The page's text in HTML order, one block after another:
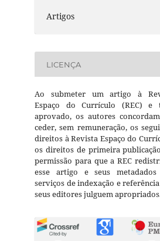
Artigos
LICENÇA
Ao submeter um artigo à
Espaço do Currículo (REC) e
aprovado, os autores
ceder, sem remuneração, os
direitos à Revista Espaço do
os direitos de primeira
permissão para que a REC
esse artigo e seus metadados
serviços de indexação e
seus editores julguem